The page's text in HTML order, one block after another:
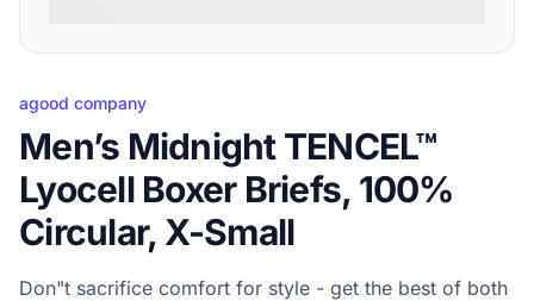
agood company
Men’s Midnight TENCEL™
Lyocell Boxer Briefs, 100%
Circular, X-Small
Don"t sacrifice comfort for style - get the best of both